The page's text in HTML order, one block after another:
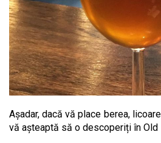
Așadar, dacă vă place berea,
vă așteaptă să o descoperiți în Old